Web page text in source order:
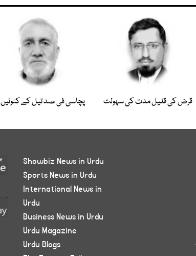
قرض کی قلیل مدت کی سہولت پچاسی فی صد تیل کے کنوئیں
Showbiz News in Urdu
Sports News in Urdu
International News in
Urdu
Business News in Urdu
Urdu Magazine
Urdu Blogs